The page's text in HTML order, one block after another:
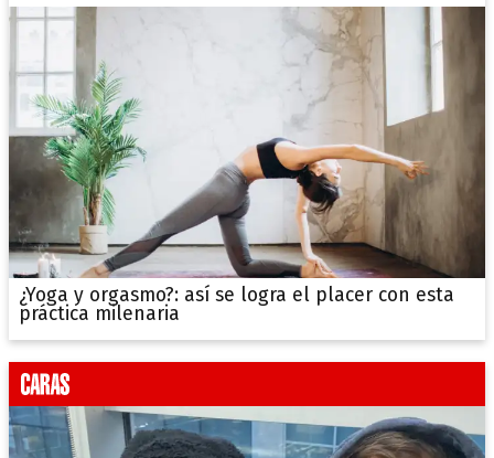
¿Yoga y orgasmo?: así se logra el placer con esta
práctica milenaria